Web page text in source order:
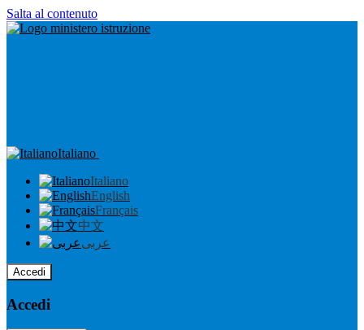
Salta al contenuto
Italiano
Italiano
English
Français
中文
عربى
Accedi
Accedi